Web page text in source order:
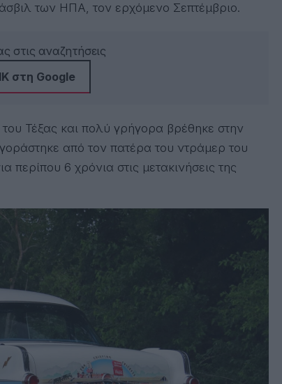
των ΗΠΑ, τον ερχόμενο Σεπτέμβριο.
στις αναζητήσεις
στη Google
Τέξας και πολύ γρήγορα βρέθηκε στην
από τον πατέρα του ντράμερ του
περίπου 6 χρόνια στις μετακινήσεις της